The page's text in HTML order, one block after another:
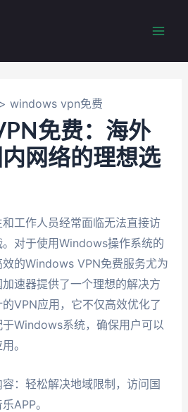
windows vpn免费
免费：海外
网络的理想选
工作人员经常面临无法直接访
对于使用Windows操作系统的
的Windows VPN免费服务尤为
速器提供了一个理想的解决方
VPN应用，它不仅高效优化了
Windows系统，确保用户可以
。
：轻松解决地域限制，访问国
APP。